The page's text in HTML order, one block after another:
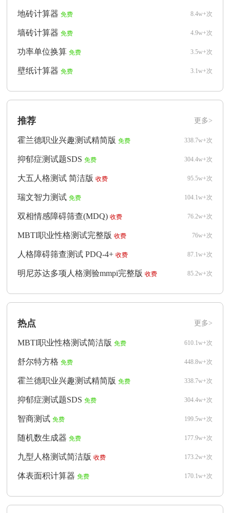
8.4w+次
地砖计算器 免费
4.9w+次
墙砖计算器 免费
3.5w+次
功率单位换算 免费
3.1w+次
壁纸计算器 免费
更多>
推荐
338.7w+次
霍兰德职业兴趣测试精简版 免费
304.4w+次
抑郁症测试题SDS 免费
95.5w+次
大五人格测试 简洁版 收费
104.1w+次
瑞文智力测试 免费
76.2w+次
双相情感障碍筛查(MDQ) 收费
76w+次
MBTI职业性格测试完整版 收费
87.1w+次
人格障碍筛查测试 PDQ-4+ 收费
85.2w+次
明尼苏达多项人格测验mmpi完整版 收费
更多>
热点
610.1w+次
MBTI职业性格测试简洁版 免费
448.8w+次
舒尔特方格 免费
338.7w+次
霍兰德职业兴趣测试精简版 免费
304.4w+次
抑郁症测试题SDS 免费
199.5w+次
智商测试 免费
177.9w+次
随机数生成器 免费
173.2w+次
九型人格测试简洁版 收费
170.1w+次
体表面积计算器 免费